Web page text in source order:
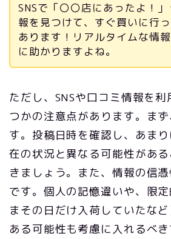
SNSで「〇〇店にあったよ！
報を見つけて、すぐ買いに行
あります！リアルタイムな情
に助かりますよね。
ただし、SNSや口コミ情報を利
つかの注意点があります。ま
す。投稿日時を確認し、あま
在の状況と異なる可能性があ
きましょう。また、情報の信
です。個人の記憶違いや、限
まその日だけ入荷していたな
ある可能性も考慮に入れるべ